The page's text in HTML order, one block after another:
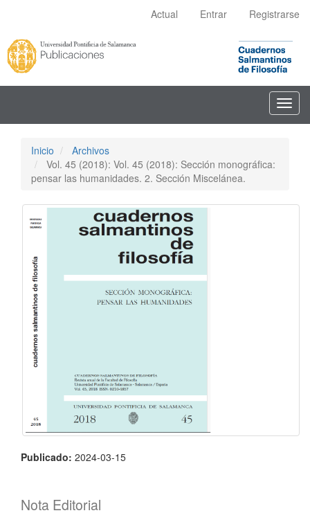
principal
Barra
lateral
Actual Entrar Registrarse
Inicio
Archivos
Vol. 45 (2018): Vol. 45 (2018): Sección monográfica:
pensar las humanidades. 2. Sección Miscelánea.
Publicado: 2024-03-15
Nota Editorial